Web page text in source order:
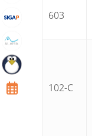
603
102-C